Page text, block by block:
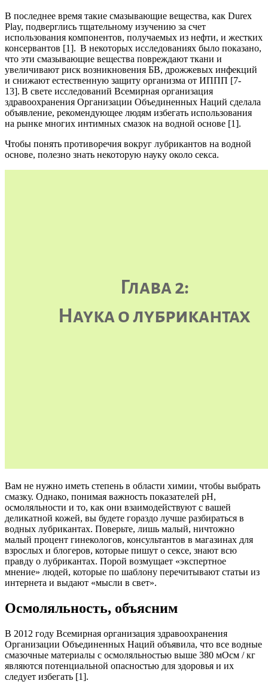
В последнее время такие смазывающие вещества, как Durex
Play, подверглись тщательному изучению за счет
использования компонентов, получаемых из нефти, и жестких
консервантов [1]. В некоторых исследованиях было показано,
что эти смазывающие вещества повреждают ткани и
увеличивают риск возникновения БВ, дрожжевых инфекций
и снижают естественную защиту организма от ИППП [7-
13]. В свете исследований Всемирная организация
здравоохранения Организации Объединенных Наций сделала
объявление, рекомендующее людям избегать использования
на рынке многих интимных смазок на водной основе [1].
Чтобы понять противоречия вокруг лубрикантов на водной
основе, полезно знать некоторую науку около секса.
Вам не нужно иметь степень в области химии, чтобы выбрать
смазку. Однако, понимая важность показателей pH,
осмоляльности и то, как они взаимодействуют с вашей
деликатной кожей, вы будете гораздо лучше разбираться в
водных лубрикантах. Поверьте, лишь малый, ничтожно
малый процент гинекологов, консультантов в магазинах для
взрослых и блогеров, которые пишут о сексе, знают всю
правду о лубрикантах. Порой возмущает «экспертное
мнение» людей, которые по шаблону перечитывают статьи из
интернета и выдают «мысли в свет».
Осмоляльность, объясним
В 2012 году Всемирная организация здравоохранения
Организации Объединенных Наций объявила, что все водные
смазочные материалы с осмоляльностью выше 380 мОсм / кг
являются потенциальной опасностью для здоровья и их
следует избегать [1].